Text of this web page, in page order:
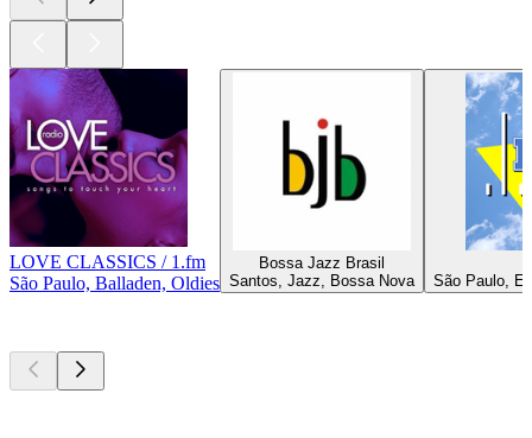
LOVE CLASSICS / 1.fm
São Paulo, Balladen, Oldies
Bossa Jazz Brasil
Santos, Jazz, Bossa Nova
São Paulo,